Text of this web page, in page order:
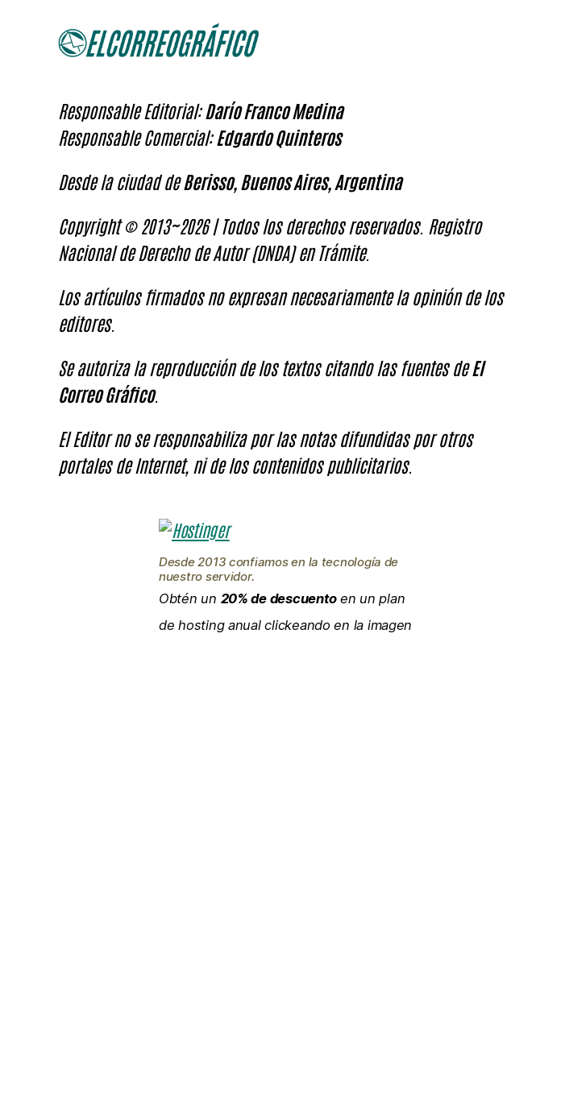
Responsable Editorial:Darío Franco Medina
Responsable Comercial:Edgardo Quinteros
Desde la ciudad deBerisso, Buenos Aires, Argentina
Copyright © 2013~2026 | Todos los derechos reservados. Registro
Nacional de Derecho de Autor (DNDA) en Trámite.
Los artículos firmados no expresan necesariamente la opinión de los
editores.
Se autoriza la reproducción de los textos citando las fuentes deEl
Correo Gráfico.
El Editor no se responsabiliza por las notas difundidas por otros
portales de Internet, ni de los contenidos publicitarios.
Desde 2013 confiamos en la tecnología de
nuestro servidor.
Obtén un 20% de descuentoen un plan
de hosting anual clickeando en la imagen